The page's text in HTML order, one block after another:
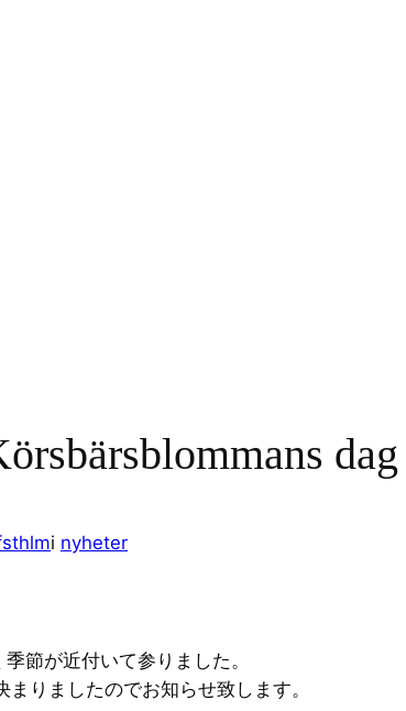
i nyheter
節が近付いて参りました。
りましたのでお知らせ致します。